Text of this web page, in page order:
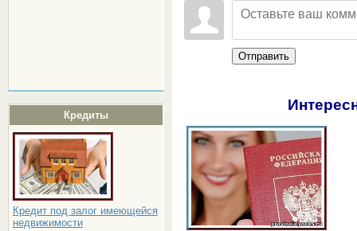
Кредиты
Кредит под залог имеющейся
недвижимости
Отправить